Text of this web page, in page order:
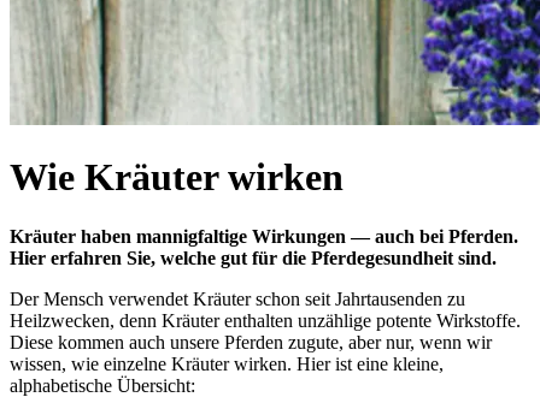
Wie Kräuter wirken
Kräuter haben mannigfaltige Wirkungen — auch bei Pferden.
Hier erfahren Sie, welche gut für die Pferdegesundheit sind.
Der Mensch verwendet Kräuter schon seit Jahrtausenden zu
Heilzwecken, denn Kräuter enthalten unzählige potente Wirkstoffe.
Diese kommen auch unsere Pferden zugute, aber nur, wenn wir
wissen, wie einzelne Kräuter wirken. Hier ist eine kleine,
alphabetische Übersicht: